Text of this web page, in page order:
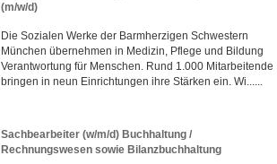
(m/w/d)
Die Sozialen Werke der Barmherzigen Schwestern
München übernehmen in Medizin, Pflege und Bildung
Verantwortung für Menschen. Rund 1.000 Mitarbeitende
bringen in neun Einrichtungen ihre Stärken ein. Wi......
Sachbearbeiter (w/m/d) Buchhaltung /
Rechnungswesen sowie Bilanzbuchhaltung